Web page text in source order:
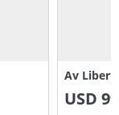
Av
USD